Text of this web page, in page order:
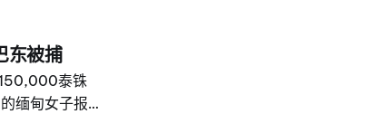
东被捕
泰铢
缅甸女子报